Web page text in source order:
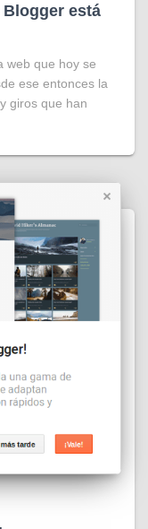
está
web que hoy se
ese entonces la
giros que han